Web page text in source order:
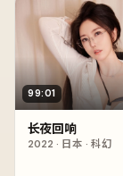
99:01
长夜回响
2022 · 日本 · 科幻